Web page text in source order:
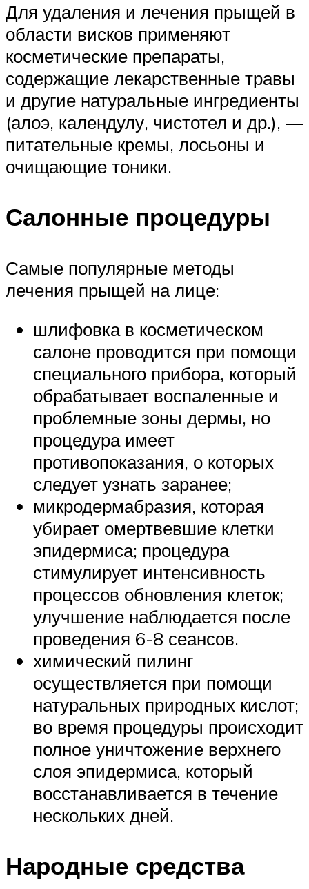
Для удаления и лечения прыщей в
области висков применяют
косметические препараты,
содержащие лекарственные травы
и другие натуральные ингредиенты
(алоэ, календулу, чистотел и др.), —
питательные кремы, лосьоны и
очищающие тоники.
Салонные процедуры
Самые популярные методы
лечения прыщей на лице:
шлифовка в косметическом
салоне проводится при помощи
специального прибора, который
обрабатывает воспаленные и
проблемные зоны дермы, но
процедура имеет
противопоказания, о которых
следует узнать заранее;
микродермабразия, которая
убирает омертвевшие клетки
эпидермиса; процедура
стимулирует интенсивность
процессов обновления клеток;
улучшение наблюдается после
проведения 6-8 сеансов.
химический пилинг
осуществляется при помощи
натуральных природных кислот;
во время процедуры происходит
полное уничтожение верхнего
слоя эпидермиса, который
восстанавливается в течение
нескольких дней.
Народные средства